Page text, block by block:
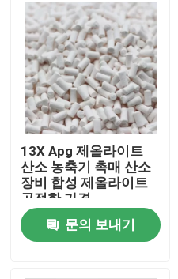
13X Apg 제올라이트
산소 농축기 촉매 산소
장비 합성 제올라이트
공정한 가격
문의 보내기